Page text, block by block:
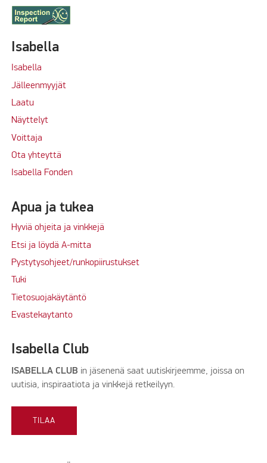
Isabella
Isabella
Jälleenmyyjät
Laatu
Näyttelyt
Voittaja
Ota yhteyttä
Isabella Fonden
Apua ja tukea
Hyviä ohjeita ja vinkkejä
Etsi ja löydä A-mitta
Pystytysohjeet/runkopiirustukset
Tuki
Tietosuojakäytäntö
Evastekaytanto
Isabella Club
ISABELLA CLUB in jäsenenä saat uutiskirjeemme, joissa on
uutisia, inspiraatiota ja vinkkejä retkeilyyn.
TILAA